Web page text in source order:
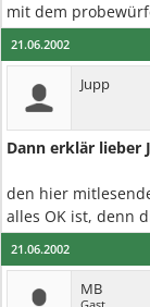
mit dem
21.06.2002
Jupp
Dann erklär lieber
den hier
alles OK ist, denn
21.06.2002
MB